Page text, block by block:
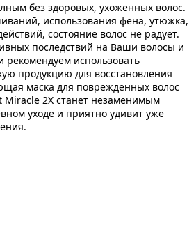
без здоровых, ухоженных волос.
использования фена, утюжка,
состояние волос не радует.
последствий на Ваши волосы и
рекомендуем использовать
продукцию для восстановления
маска для поврежденных волос
Miracle 2X станет незаменимым
уходе и приятно удивит уже